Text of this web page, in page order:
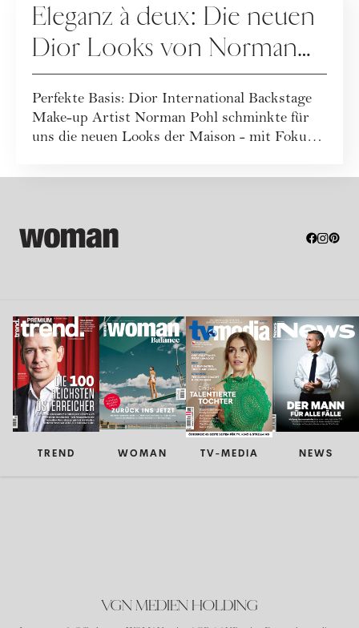
Eleganz à deux: Die neuen
Dior Looks von Norman
Pohl
Perfekte Basis: Dior International Backstage
Make-up Artist Norman Pohl schminkte für
uns die neuen Looks der Maison - mit Fokus
TREND WOMAN TV-MEDIA NEWS
VGN MEDIEN HOLDING